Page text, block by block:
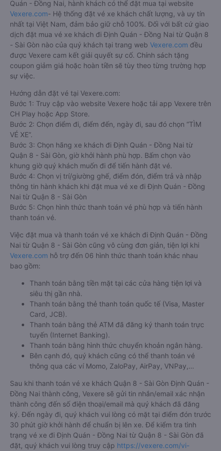
Quán - Đồng Nai, hành khách có thể đặt mua tại website
Vexere.com- Hệ thống đặt vé xe khách chất lượng, và uy tín
nhất tại Việt Nam, đảm bảo giữ chỗ 100%. Đối với bất cứ giao
dịch đặt mua vé xe khách đi Định Quán - Đồng Nai từ Quận 8
- Sài Gòn nào của quý khách tại trang web Vexere.com đều
được Vexere cam kết giải quyết sự cố. Chính sách tặng
coupon giảm giá hoặc hoàn tiền sẽ tùy theo từng trường hợp
sự việc.
Hướng dẫn đặt vé tại Vexere.com:
Bước 1: Truy cập vào website Vexere hoặc tải app Vexere trên
CH Play hoặc App Store.
Bước 2: Chọn điểm đi, điểm đến, ngày đi, sau đó chọn “TÌM
VÉ XE”.
Bước 3: Chọn hãng xe khách đi Định Quán - Đồng Nai từ
Quận 8 - Sài Gòn, giờ khởi hành phù hợp. Bấm chọn vào
khung giờ quý khách muốn đi để tiến hành đặt vé.
Bước 4: Chọn vị trí/giường ghế, điểm đón, điểm trả và nhập
thông tin hành khách khi đặt mua vé xe đi Định Quán - Đồng
Nai từ Quận 8 - Sài Gòn
Bước 5: Chọn hình thức thanh toán vé phù hợp và tiến hành
thanh toán vé.
Việc đặt mua và thanh toán vé xe khách đi Định Quán - Đồng
Nai từ Quận 8 - Sài Gòn cũng vô cùng đơn giản, tiện lợi khi
Vexere.com hỗ trợ đến 06 hình thức thanh toán khác nhau
bao gồm:
Thanh toán bằng tiền mặt tại các cửa hàng tiện lợi và
siêu thị gần nhà.
Thanh toán bằng thẻ thanh toán quốc tế (Visa, Master
Card, JCB).
Thanh toán bằng thẻ ATM đã đăng ký thanh toán trực
tuyến (Internet Banking).
Thanh toán bằng hình thức chuyển khoản ngân hàng.
Bên cạnh đó, quý khách cũng có thể thanh toán vé
thông qua các ví Momo, ZaloPay, AirPay, VNPay,…
Sau khi thanh toán vé xe khách Quận 8 - Sài Gòn Định Quán -
Đồng Nai thành công, Vexere sẽ gửi tin nhắn/email xác nhận
thành công đến số điện thoại/email mà quý khách đã đăng
ký. Đến ngày đi, quý khách vui lòng có mặt tại điểm đón trước
30 phút giờ khởi hành để chuẩn bị lên xe. Để kiểm tra tình
trạng vé xe đi Định Quán - Đồng Nai từ Quận 8 - Sài Gòn đã
đặt, quý khách vui lòng truy cập https://vexere.com/vi-